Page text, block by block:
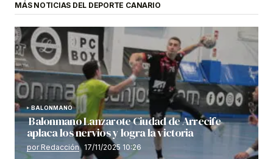
MÁS NOTICIAS DEL DEPORTE CANARIO
BALONMANO
Balonmano Lanzarote Ciudad de Arrecife
aplaca los nervios y logra la victoria
por Redacción 17/11/2025 10:26